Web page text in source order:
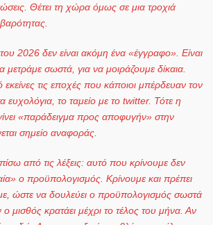
Θέτει τη χώρα όμως σε μια τροχιά
2026 δεν είναι ακόμη ένα «έγγραφο». Είναι
μετράμε σωστά, για να μοιράζουμε δίκαια.
εκείνες τις εποχές που κάποιοι μπέρδευαν τον
ευχολόγια, το ταμείο με το twitter. Τότε η
«παράδειγμα προς αποφυγήν» στην
σημείο αναφοράς.
από τις λέξεις: αυτό που κρίνουμε δεν
ο προϋπολογισμός. Κρίνουμε και πρέπει
ώστε να δουλεύει ο προϋπολογισμός σωστά
μισθός κρατάει μέχρι το τέλος του μήνα. Αν